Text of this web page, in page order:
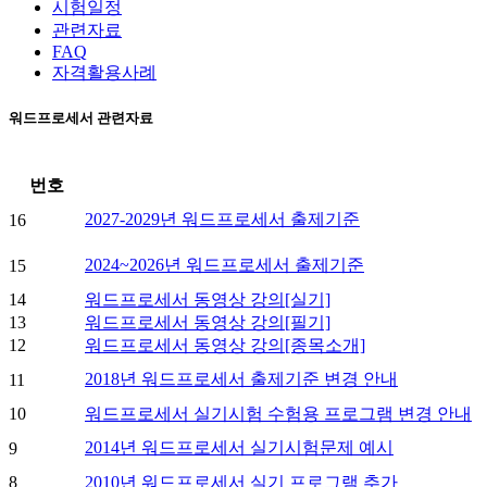
시험일정
관련자료
FAQ
자격활용사례
워드프로세서 관련자료
번호
16
2027-2029년 워드프로세서 출제기준
15 2024~2026년 워드프로세서 출제기준
14
워드프로세서 동영상 강의[실기]
13
워드프로세서 동영상 강의[필기]
12
워드프로세서 동영상 강의[종목소개]
11
2018년 워드프로세서 출제기준 변경 안내
10
워드프로세서 실기시험 수험용 프로그램 변경 안내
9
2014년 워드프로세서 실기시험문제 예시
8
2010년 워드프로세서 실기 프로그램 추가